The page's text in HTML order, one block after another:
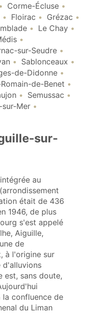
Corme-Écluse
Floirac
Grézac
Le Chay
sur-Seudre
Sablonceaux
de-Didonne
de-Benet
Semussac
sur-Mer
sur-
au
était de 436
1946, de plus
s'est appelé
Aiguille,
de
à l'origine sur
d'alluvions
est, sans doute,
la confluence de
du Liman